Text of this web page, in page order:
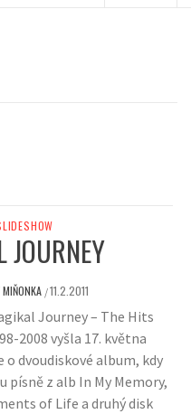
JOURNEY
MIŇONKA /11.2.2011
Journey – The Hits
2008 vyšla 17. května
o dvoudiskové album, kdy
písně z alb In My Memory,
of Life a druhý disk